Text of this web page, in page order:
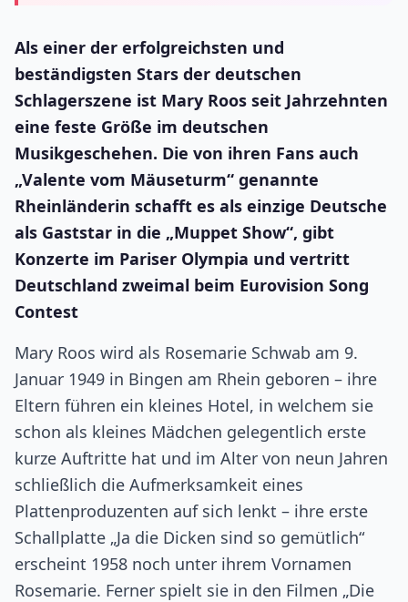
Als einer der erfolgreichsten und
beständigsten Stars der deutschen
Schlagerszene ist Mary Roos seit Jahrzehnten
eine feste Größe im deutschen
Musikgeschehen. Die von ihren Fans auch
„Valente vom Mäuseturm“ genannte
Rheinländerin schafft es als einzige Deutsche
als Gaststar in die „Muppet Show“, gibt
Konzerte im Pariser Olympia und vertritt
Deutschland zweimal beim Eurovision Song
Contest
Mary Roos wird als Rosemarie Schwab am 9.
Januar 1949 in Bingen am Rhein geboren – ihre
Eltern führen ein kleines Hotel, in welchem sie
schon als kleines Mädchen gelegentlich erste
kurze Auftritte hat und im Alter von neun Jahren
schließlich die Aufmerksamkeit eines
Plattenproduzenten auf sich lenkt – ihre erste
Schallplatte „Ja die Dicken sind so gemütlich“
erscheint 1958 noch unter ihrem Vornamen
Rosemarie. Ferner spielt sie in den Filmen „Die